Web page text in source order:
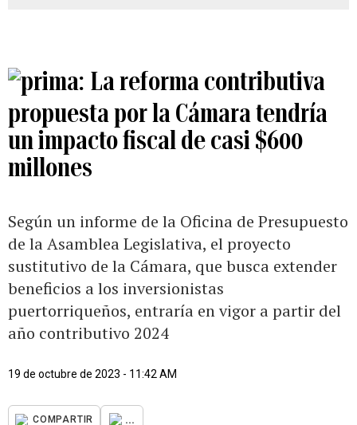
La reforma contributiva
propuesta por la Cámara tendría
un impacto fiscal de casi $600
millones
Según un informe de la Oficina de Presupuesto
de la Asamblea Legislativa, el proyecto
sustitutivo de la Cámara, que busca extender
beneficios a los inversionistas
puertorriqueños, entraría en vigor a partir del
año contributivo 2024
19 de octubre de 2023 - 11:42 AM
COMPARTIR ...